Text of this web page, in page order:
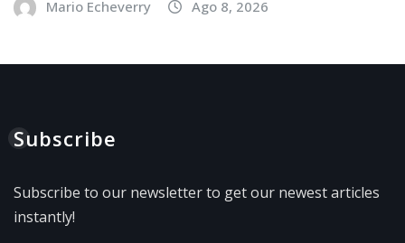
Mario Echeverry Ago 8, 2026
Subscribe
Subscribe to our newsletter to get our newest articles
instantly!